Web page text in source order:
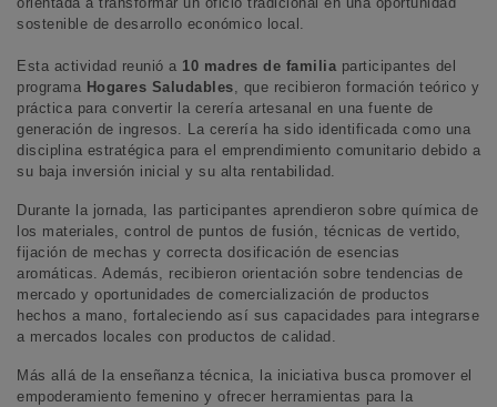
sostenible de desarrollo económico local.
Esta actividad reunió a 10 madres de familia participantes del
programa Hogares Saludables , que recibieron formación teórico y
práctica para convertir la cerería artesanal en una fuente de
generación de ingresos. La cerería ha sido identificada como una
disciplina estratégica para el emprendimiento comunitario debido a
su baja inversión inicial y su alta rentabilidad.
Durante la jornada, las participantes aprendieron sobre química de
los materiales, control de puntos de fusión, técnicas de vertido,
fijación de mechas y correcta dosificación de esencias
aromáticas. Además, recibieron orientación sobre tendencias de
mercado y oportunidades de comercialización de productos
hechos a mano, fortaleciendo así sus capacidades para integrarse
a mercados locales con productos de calidad.
Más allá de la enseñanza técnica, la iniciativa busca promover el
empoderamiento femenino y ofrecer herramientas para la